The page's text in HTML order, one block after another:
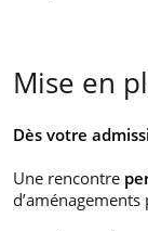
Mise en
Dès votre
Une rencontre